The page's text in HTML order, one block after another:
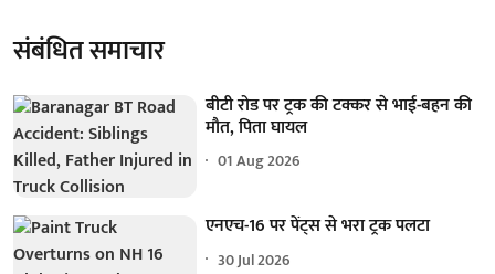
संबंधित समाचार
बीटी रोड पर ट्रक की टक्कर से भाई-बहन की
मौत, पिता घायल
01 Aug 2026
एनएच-16 पर पेंट्स से भरा ट्रक पलटा
30 Jul 2026